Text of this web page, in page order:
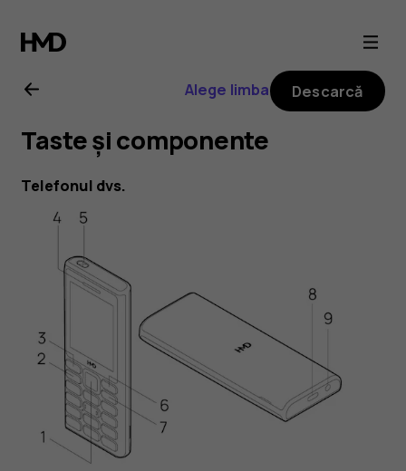
Ghid
de
utilizare
HMD
105
4G
Alege limba Descarcă
Taste și componente
Telefonul dvs.